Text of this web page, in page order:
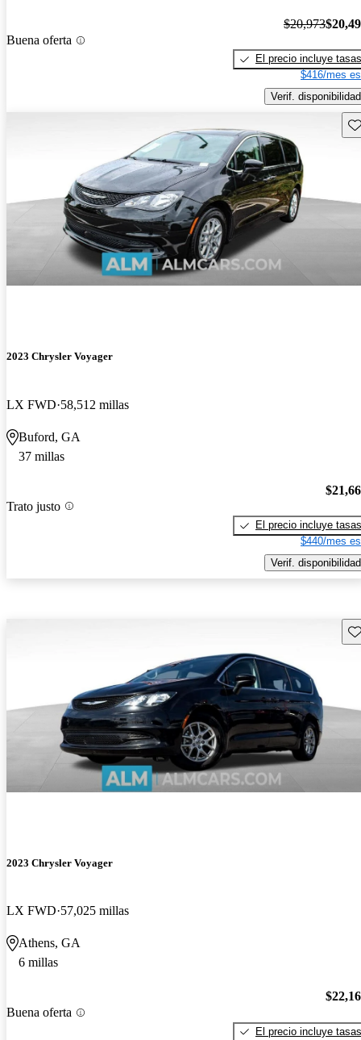
Buena oferta
$20,973
El precio incluye tasas
$416/mes
Verif. disponibilidad
2023 Chrysler Voyager
LX FWD 58,512 millas
Buford, GA
37 millas
Trato justo
El precio incluye tasas
$440/mes
Verif. disponibilidad
2023 Chrysler Voyager
LX FWD 57,025 millas
Athens, GA
6 millas
Buena oferta
El precio incluye tasas